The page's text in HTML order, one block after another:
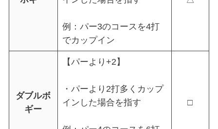
例：パー3のコースを4打
でカップイン
ダブルボ
ギー
【パーより+2】
・パーより2打多くカップ
インした場合を指す
□